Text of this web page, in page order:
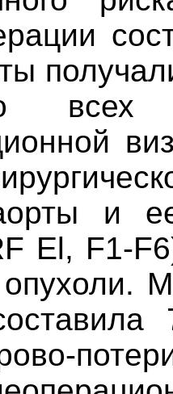
всех
и
El, F1-